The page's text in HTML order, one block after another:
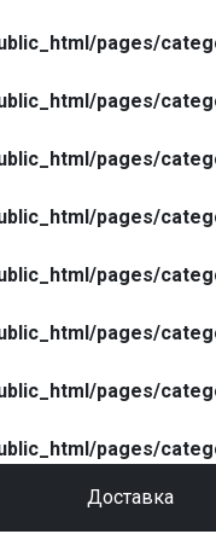
pages/
pages/
pages/
pages/
pages/
pages/
pages/
pages/
Доставка